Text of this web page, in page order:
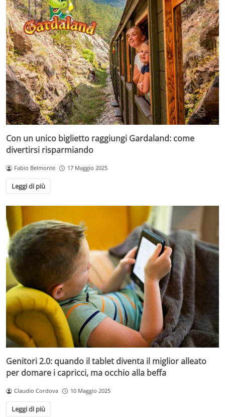
Con un unico biglietto raggiungi Gardaland: come
divertirsi risparmiando
Fabio Belmonte 17 Maggio 2025
Leggi di più
Genitori 2.0: quando il tablet diventa il miglior alleato
per domare i capricci, ma occhio alla beffa
Claudio Cordova 10 Maggio 2025
Leggi di più